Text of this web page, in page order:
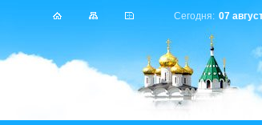
Сегодня: 07